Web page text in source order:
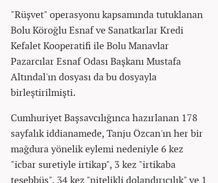
"Rüşvet" operasyonu kapsamında tutuklanan
Bolu Köroğlu Esnaf ve Sanatkarlar Kredi
Kefalet Kooperatifi ile Bolu Manavlar
Pazarcılar Esnaf Odası Başkanı Mustafa
Altındal'ın dosyası da bu dosyayla
birleştirilmişti.
Cumhuriyet Başsavcılığınca hazırlanan 178
sayfalık iddianamede, Tanju Özcan'ın her bir
mağdura yönelik eylemi nedeniyle 6 kez
"icbar suretiyle irtikap", 3 kez "irtikaba
teşebbüs", 34 kez "nitelikli dolandırıcılık" ve 1